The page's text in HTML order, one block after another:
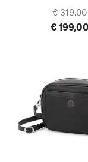
€ 319,00
€ 199,00